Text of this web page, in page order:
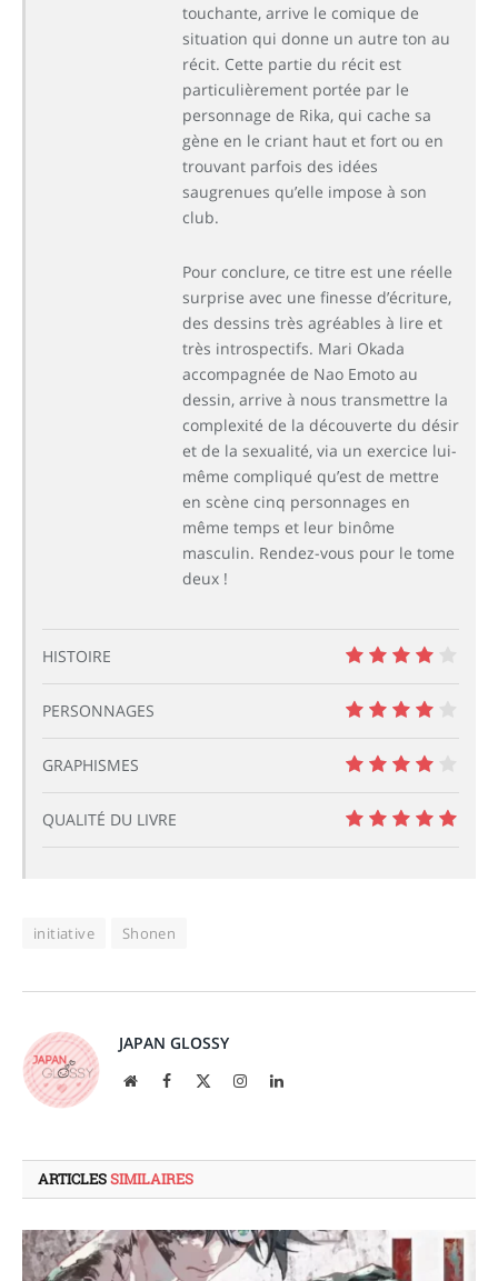
touchante, arrive le comique de
situation qui donne un autre ton au
récit. Cette partie du récit est
particulièrement portée par le
personnage de Rika, qui cache sa
gène en le criant haut et fort ou en
trouvant parfois des idées
saugrenues qu’elle impose à son
club.
Pour conclure, ce titre est une réelle
surprise avec une finesse d’écriture,
des dessins très agréables à lire et
très introspectifs. Mari Okada
accompagnée de Nao Emoto au
dessin, arrive à nous transmettre la
complexité de la découverte du désir
et de la sexualité, via un exercice lui-
même compliqué qu’est de mettre
en scène cinq personnages en
même temps et leur binôme
masculin. Rendez-vous pour le tome
deux !
HISTOIRE
8
PERSONNAGES
8
GRAPHISMES
8
QUALITÉ DU LIVRE
10
initiative Shonen
JAPAN GLOSSY
Site
Facebook InstagramLinkedIn
ARTICLESSIMILAIRES